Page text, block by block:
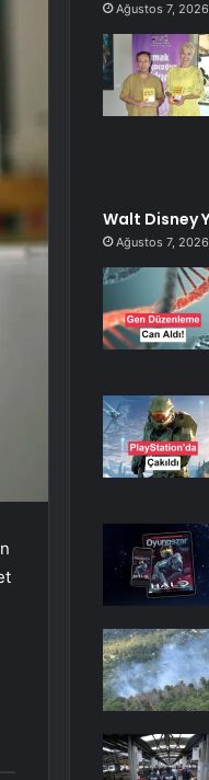
Ağustos 7, 2026
Walt Disney
Ağustos 7, 2026